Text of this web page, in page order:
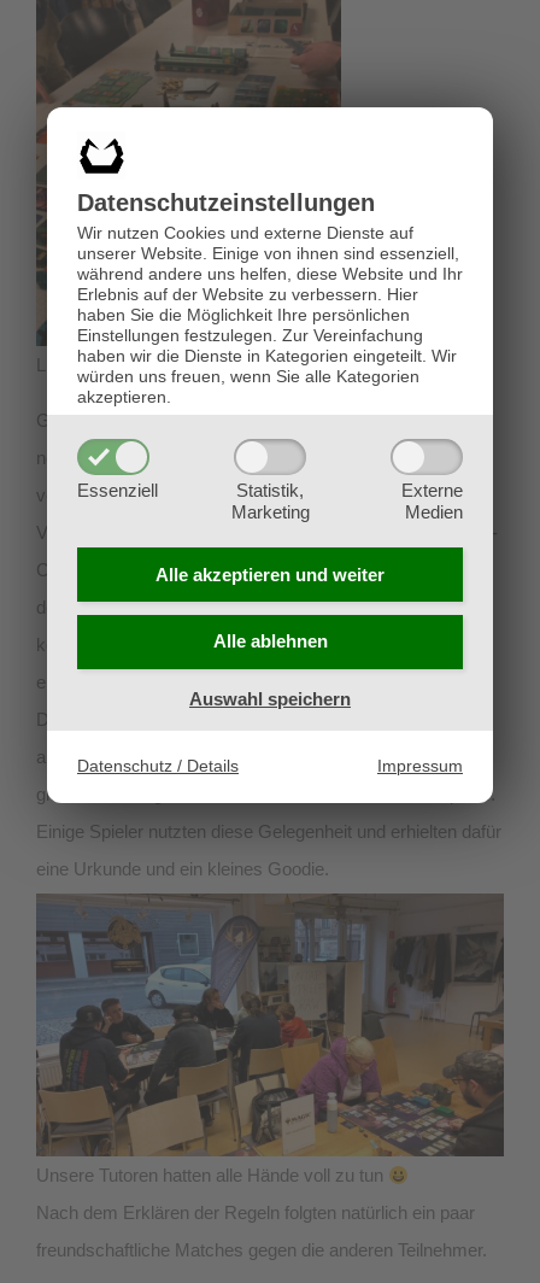
Datenschutz­einstellungen
Wir nutzen Cookies und externe Dienste auf
unserer Website. Einige von ihnen sind essenziell,
während andere uns helfen, diese Website und Ihr
Erlebnis auf der Website zu verbessern. Hier
haben Sie die Möglichkeit Ihre persönlichen
Einstellungen festzulegen. Zur Vereinfachung
haben wir die Dienste in Kategorien eingeteilt. Wir
würden uns freuen, wenn Sie alle Kategorien
akzeptieren.
Essenziell
Statistik,
Marketing
Externe
Medien
Alle akzeptieren und weiter
Alle ablehnen
Auswahl speichern
Datenschutz / Details Impressum
Living Forest war sehr beliebt bei den Student*innen.
Gegen Jahresende gab es erstmals die Möglichkeit, ein
neues Einsteiger-Event für
Magic: The Gathering
zu
veranstalten: die
Magic Academy . Gemeinsam mit dem
Verein Gilead, wo mittlerweile auch eine sehr aktive Magic-
Community anzutreffen ist, gab es zunächst ein Event mit
dem Thema „Learn to Play“, wo man sich das Spiel
kostenlos mithilfe von Starter-Decks von unseren Tutoren
erklären lassen konnte. Das zweite Event hatte den
Deckbau zum Thema. Wer wollte, konnte die Eventreihe
auch mit einer „Abschlussprüfung“ beenden, indem man
gleich in der folgenden Woche bei einem Turnier mitspielte.
Einige Spieler nutzten diese Gelegenheit und erhielten dafür
eine Urkunde und ein kleines Goodie.
Unsere Tutoren hatten alle Hände voll zu tun
Nach dem Erklären der Regeln folgten natürlich ein paar
freundschaftliche Matches gegen die anderen Teilnehmer.